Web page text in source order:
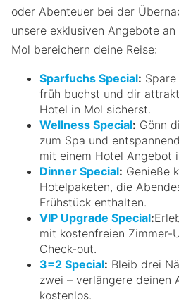
oder Abenteuer bei der
unsere exklusiven Angebote
Mol bereichern deine Reise:
Sparfuchs Special:
früh buchst und dir
Hotel in Mol sicherst.
Wellness Special: Gönn
zum Spa und
mit einem Hotel Angebot
Dinner Special: Genieße
Hotelpaketen, die
Frühstück enthalten.
VIP Upgrade Special:
mit kostenfreien Zimmer-
Check-out.
3=2 Special: Bleib drei
zwei – verlängere deinen
kostenlos.